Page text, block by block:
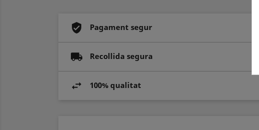
Pagament segur
Recollida segura
100% qualitat